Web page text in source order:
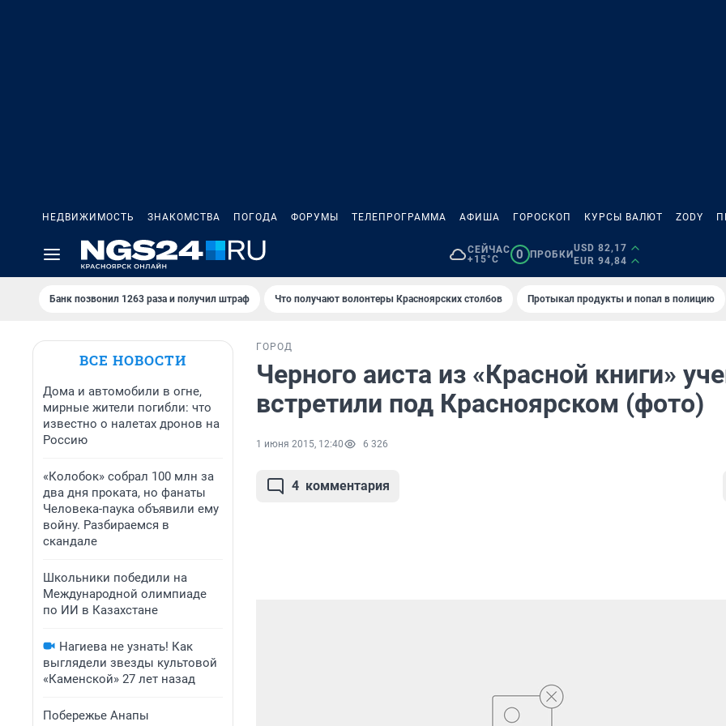
НЕДВИЖИМОСТЬ ЗНАКОМСТВА ПОГОДА ФОРУМЫ ТЕЛЕПРОГРАММА АФИША ГОРОСКОП КУРСЫ ВАЛЮТ ZODY
СЕЙЧАС
+15°C
0 ПРОБКИ
USD 82,17
EUR 94,84
Банк позвонил 1263 раза и получил штраф Что получают волонтеры Красноярских столбов Протыкал продукты и попал в полицию
ВСЕ НОВОСТИ
Дома и автомобили в огне,
мирные жители погибли: что
известно о налетах дронов на
Россию
«Колобок» собрал 100 млн за
два дня проката, но фанаты
Человека-паука объявили ему
войну. Разбираемся в
скандале
Школьники победили на
Международной олимпиаде
по ИИ в Казахстане
Нагиева не узнать! Как
выглядели звезды культовой
«Каменской» 27 лет назад
Побережье Анапы
ГОРОД
Черного аиста из «Красной книги»
встретили под Красноярском (фото)
1 июня 2015, 12:40 6 326
4 комментария